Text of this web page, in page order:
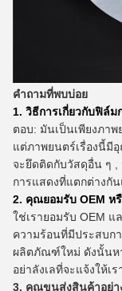
คำถามที่พบบ่อย
1. วิธีการเกี่ยวกับฟิล์
ตอบ: มันเป็นเพียงภา
แต่ภาพยนตร์เรื่องนี้มี
จะยึดติดกับวัสดุอื่น ๆ
การแสดงที่แตกต่างกั
2. คุณยอมรับ OEM ห
ใช่เรายอมรับ OEM แ
ความร้อนที่มีประสบก
ผลิตภัณฑ์ใหม่ ดังนั้นห
อย่าลังเลที่จะแจ้งให้เ
3. คุณขนส่งสินค้าอย่า